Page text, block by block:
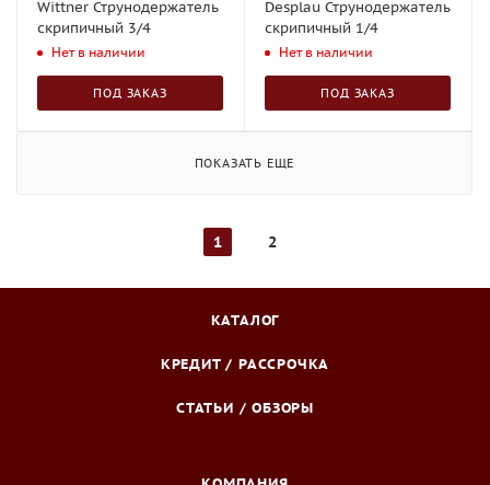
Wittner Струнодержатель
скрипичный 3/4
Нет в наличии
ПОД ЗАКАЗ
Desplau Струнодержатель
скрипичный 1/4
Нет в наличии
ПОД ЗАКАЗ
ПОКАЗАТЬ ЕЩЕ
1 2
КАТАЛОГ
КРЕДИТ / РАССРОЧКА
СТАТЬИ / ОБЗОРЫ